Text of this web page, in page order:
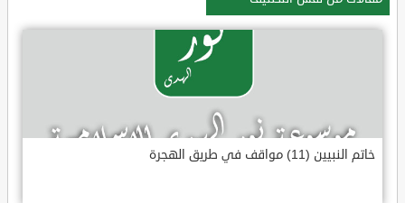
خاتم النبيين (11) مواقف في طريق الهجرة